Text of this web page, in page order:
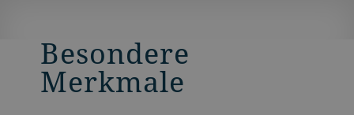
Besondere
Merkmale